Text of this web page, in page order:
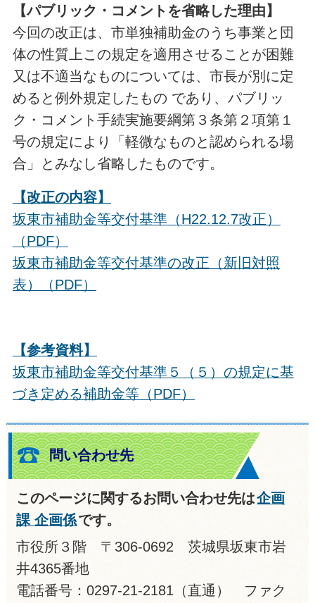
【パブリック・コメントを省略した理由】
今回の改正は、市単独補助金のうち事業と団
体の性質上この規定を適用させることが困難
又は不適当なものについては、市長が別に定
めると例外規定したもの であり、パブリッ
ク・コメント手続実施要綱第３条第２項第１
号の規定により「軽微なものと認められる場
合」とみなし省略したものです。
【改正の内容】
坂東市補助金等交付基準（H22.12.7改正）
（PDF）
坂東市補助金等交付基準の改正（新旧対照
表）（PDF）
【参考資料】
坂東市補助金等交付基準５（５）の規定に基
づき定める補助金等（PDF）
問い合わせ先
このページに関するお問い合わせ先は企画
課 企画係です。
市役所３階 〒306-0692 茨城県坂東市岩
井4365番地
電話番号：0297-21-2181（直通） ファク